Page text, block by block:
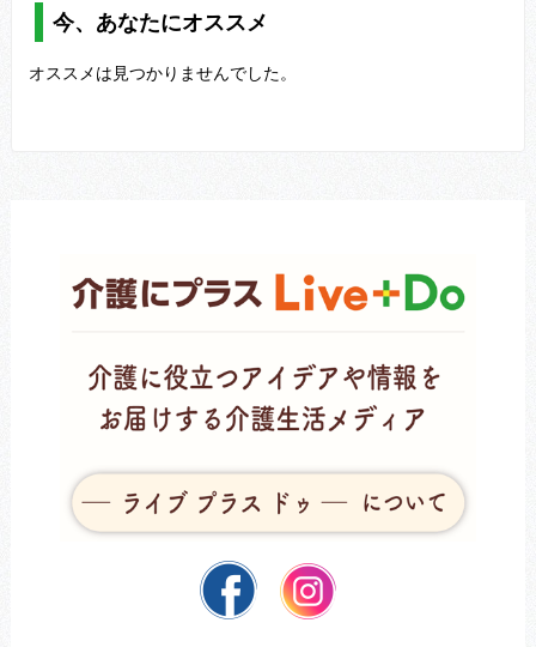
今、あなたにオススメ
オススメは見つかりませんでした。